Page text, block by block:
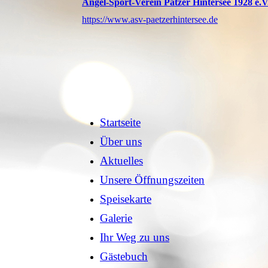
https://www.asv-paetzerhintersee.de
Startseite
Über uns
Aktuelles
Unsere Öffnungszeiten
Speisekarte
Galerie
Ihr Weg zu uns
Gästebuch